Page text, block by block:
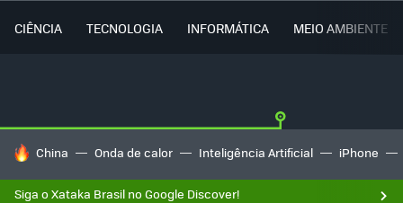
CIÊNCIA TECNOLOGIA INFORMÁTICA MEIO AMBIENTE
TENDÊNCIAS DO DIA
China Onda de calor Inteligência Artificial iPhone
Siga o Xataka Brasil no Google Discover!